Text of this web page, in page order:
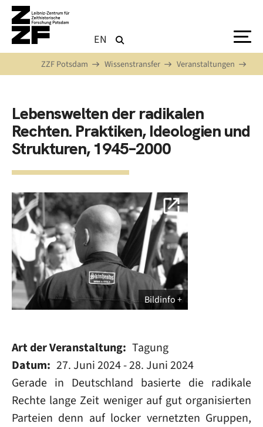
Direkt zum Inhalt
EN
ZZF Potsdam Wissenstransfer Veranstaltungen
Lebenswelten der radikalen
Rechten. Praktiken, Ideologien und
Strukturen, 1945–2000
Bildinfo
Art der Veranstaltung Tagung
Datum
27. Juni 2024-28. Juni 2024
Gerade in Deutschland basierte die radikale
Rechte lange Zeit weniger auf gut organisierten
Parteien denn auf locker vernetzten Gruppen,